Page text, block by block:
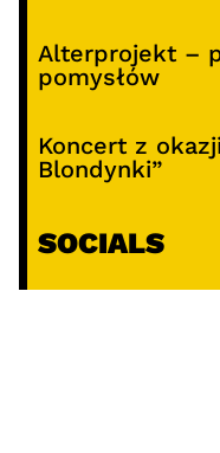
Alterprojekt –
pomysłów
Koncert z
Blondynki”
SOCIALS